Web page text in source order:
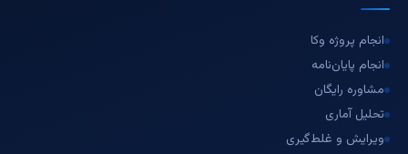
انجام پروژه وکا
انجام پایان‌نامه
مشاوره رایگان
تحلیل آماری
ویرایش و غلط‌گیری